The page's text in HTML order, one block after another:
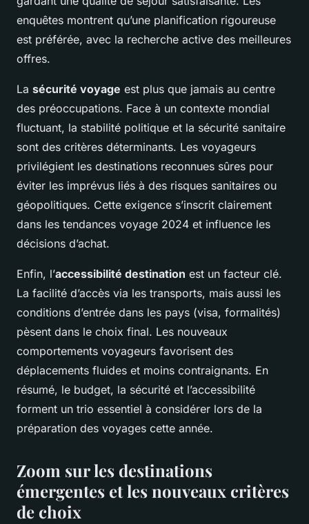
enquêtes montrent qu’une planification rigoureuse
est préférée, avec la recherche active des meilleures
offres.
La sécurité voyage est plus que jamais au centre
des préoccupations. Face à un contexte mondial
fluctuant, la stabilité politique et la sécurité sanitaire
sont des critères déterminants. Les voyageurs
privilégient les destinations reconnues sûres pour
éviter les imprévus liés à des risques sanitaires ou
géopolitiques. Cette exigence s’inscrit clairement
dans les tendances voyage 2024 et influence les
décisions d’achat.
Enfin, l’accessibilité destination est un facteur clé.
La facilité d’accès via les transports, mais aussi les
conditions d’entrée dans les pays (visa, formalités)
pèsent dans le choix final. Les nouveaux
comportements voyageurs favorisent des
déplacements fluides et moins contraignants. En
résumé, le budget, la sécurité et l’accessibilité
forment un trio essentiel à considérer lors de la
préparation des voyages cette année.
Zoom sur les destinations
émergentes et les nouveaux critères
de choix